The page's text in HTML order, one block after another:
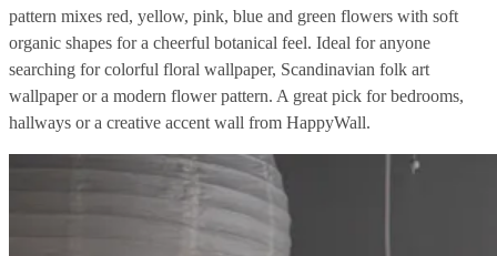
pattern mixes red, yellow, pink, blue and green flowers with soft
organic shapes for a cheerful botanical feel. Ideal for anyone
searching for colorful floral wallpaper, Scandinavian folk art
wallpaper or a modern flower pattern. A great pick for bedrooms,
hallways or a creative accent wall from HappyWall.